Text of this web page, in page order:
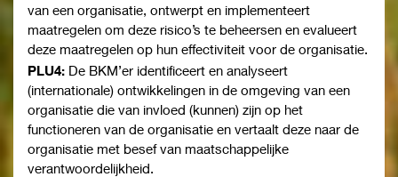
van een organisatie, ontwerpt en implementeert
maatregelen om deze risico’s te beheersen en evalueert
deze maatregelen op hun effectiviteit voor de organisatie.
PLU4: De BKM’er identificeert en analyseert
(internationale) ontwikkelingen in de omgeving van een
organisatie die van invloed (kunnen) zijn op het
functioneren van de organisatie en vertaalt deze naar de
organisatie met besef van maatschappelijke
verantwoordelijkheid.